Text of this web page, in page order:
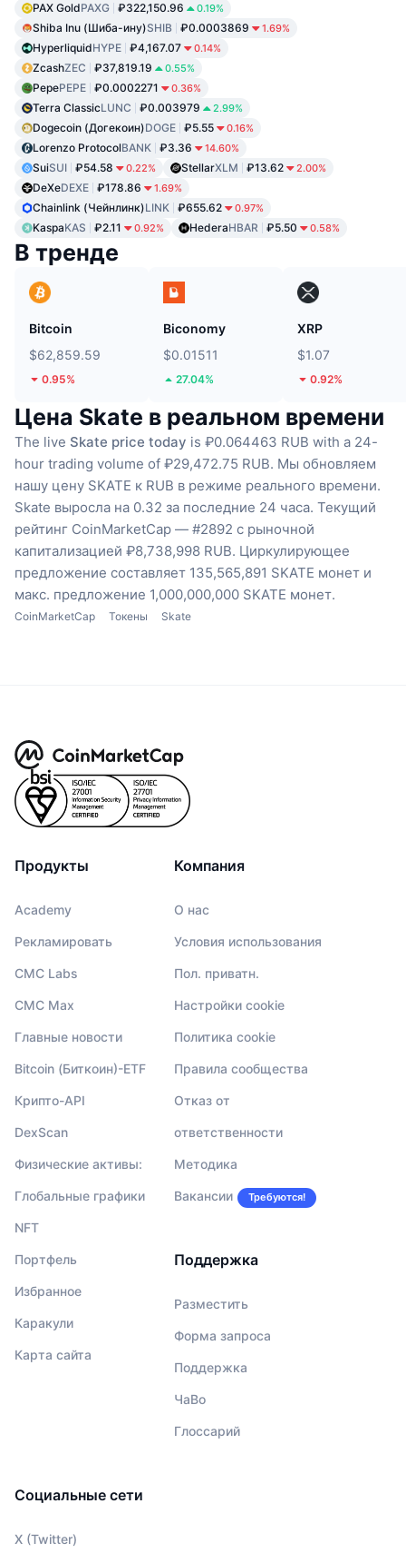
PAX GoldPAXG ₽322,150.96 0.19%
Shiba Inu (Шиба-ину)SHIB ₽0.0003869 1.69%
HyperliquidHYPE ₽4,167.07 0.14%
ZcashZEC ₽37,819.19 0.55%
PepePEPE ₽0.0002271 0.36%
Terra ClassicLUNC ₽0.003979 2.99%
Dogecoin (Догекоин)DOGE ₽5.55 0.16%
Lorenzo ProtocolBANK ₽3.36 14.60%
SuiSUI ₽54.58 0.22% StellarXLM ₽13.62 2.00%
DeXeDEXE ₽178.86 1.69%
Chainlink (Чейнлинк)LINK ₽655.62 0.97%
KaspaKAS ₽2.11 0.92% HederaHBAR ₽5.50 0.58%
В тренде
Bitcoin
$62,859.59
0.95%
Biconomy
$0.01511
27.04%
XRP
$1.07
0.92%
Цена Skate в реальном времени
The live Skate price today is ₽0.064463 RUB with a 24-
hour trading volume of ₽29,472.75 RUB. Мы обновляем
нашу цену SKATE к RUB в режиме реального времени.
Skate выросла на 0.32 за последние 24 часа. Текущий
рейтинг CoinMarketCap — #2892 с рыночной
капитализацией ₽8,738,998 RUB. Циркулирующее
предложение составляет 135,565,891 SKATE монет и
макс. предложение 1,000,000,000 SKATE монет.
CoinMarketCap Токены Skate
Продукты
Academy
Рекламировать
CMC Labs
CMC Max
Главные новости
Bitcoin (Биткоин)-ETF
Крипто-API
DexScan
Физические активы:
Глобальные графики
NFT
Портфель
Избранное
Каракули
Карта сайта
Компания
О нас
Условия использования
Пол. приватн.
Настройки cookie
Политика cookie
Правила сообщества
Отказ от
ответственности
Методика
Вакансии Требуются!
Поддержка
Разместить
Форма запроса
Поддержка
ЧаВо
Глоссарий
Социальные сети
X (Twitter)